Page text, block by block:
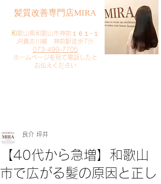
​髪質改善専門店MIRA
​和歌山県和歌山市神前１６１−１
JR貴志川線 神前駅徒歩7分
073-499-7705
​ホームページを見て電話したと
お伝えください
【40代から急増】和歌山
市で広がる髪の原因と正し
良介 坪井